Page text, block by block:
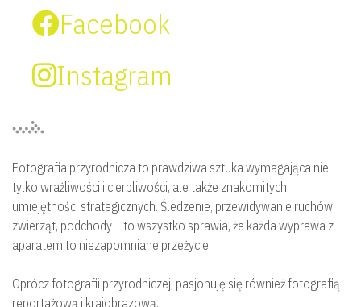
Facebook
Instagram
Fotografia przyrodnicza to prawdziwa sztuka wymagająca nie
tylko wrażliwości i cierpliwości, ale także znakomitych
umiejętności strategicznych. Śledzenie, przewidywanie ruchów
zwierząt, podchody – to wszystko sprawia, że każda wyprawa z
aparatem to niezapomniane przeżycie.
Oprócz fotografii przyrodniczej, pasjonuję się również fotografią
reportażową i krajobrazową.